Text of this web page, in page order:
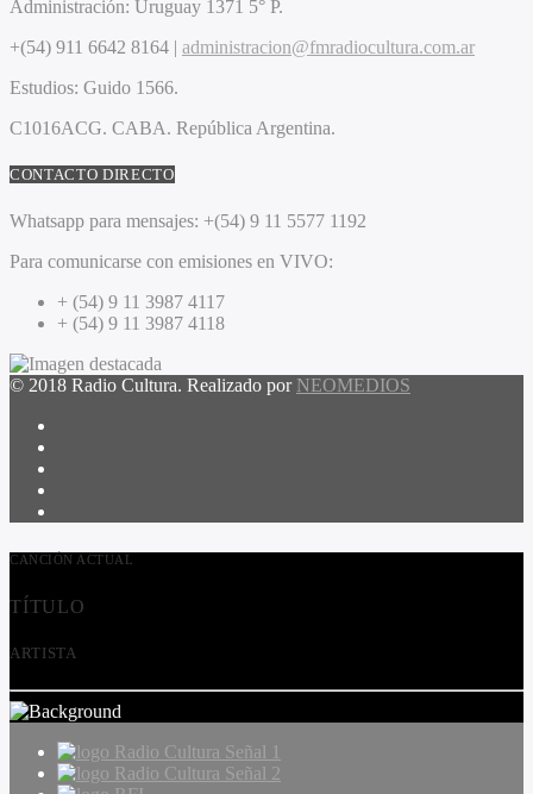
Administración: Uruguay 1371 5° P.
+(54) 911 6642 8164 | administracion@fmradiocultura.com.ar
Estudios: Guido 1566.
C1016ACG. CABA. República Argentina.
CONTACTO DIRECTO
Whatsapp para mensajes: +(54) 9 11 5577 1192
Para comunicarse con emisiones en VIVO:
+ (54) 9 11 3987 4117
+ (54) 9 11 3987 4118
© 2018 Radio Cultura. Realizado por NEOMEDIOS
CANCIÓN ACTUAL
TÍTULO
ARTISTA
Radio Cultura Señal 1
Radio Cultura Señal 2